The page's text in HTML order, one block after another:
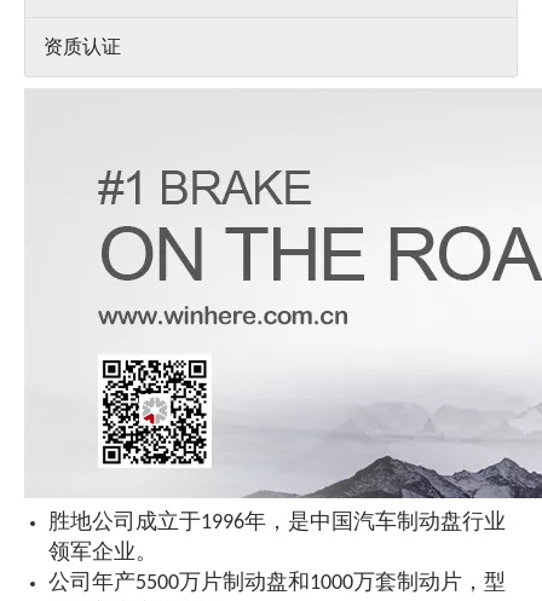
资质认证
胜地公司成立于1996年，是中国汽车制动盘行业
领军企业。
公司年产5500万片制动盘和1000万套制动片，型